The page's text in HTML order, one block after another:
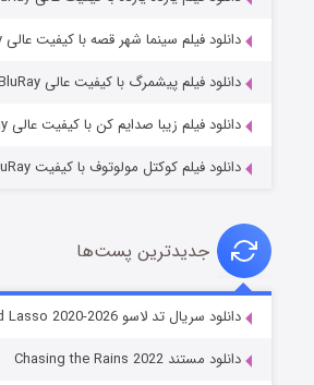
خاندان اژدها فصل ۳
دانلود فیلم سینما شهر قصه با کیفیت عالی BluRay
دانلود فیلم پیشمرگ با کیفیت عالی BluRay
دانلود فیلم زیبا صدایم کن با کیفیت عالی BluRay
دانلود فیلم کوکتل مولوتوف با کیفیت BluRay
جدیدترین پست‌ها
دانلود سریال تد لاسو Ted Lasso 2020-2026
دانلود مستند Chasing the Rains 2022